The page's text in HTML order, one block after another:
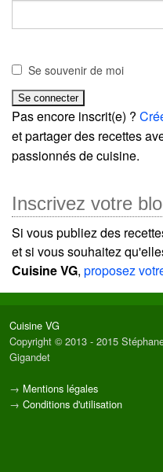
Se souvenir de moi
Pas encore inscrit(e) ?
et partager des recettes
passionnés de cuisine.
Inscrivez votre
Si vous publiez des
et si vous souhaitez
Cuisine VG, proposez
Cuisine VG
Copyright © 2013 - 2015
Gigandet
→ Mentions légales
→ Conditions d'utilisation